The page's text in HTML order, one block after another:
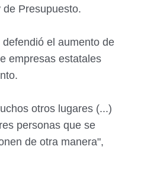
Presupuesto.
el aumento de
empresas estatales
otros lugares (...)
personas que se
de otra manera",